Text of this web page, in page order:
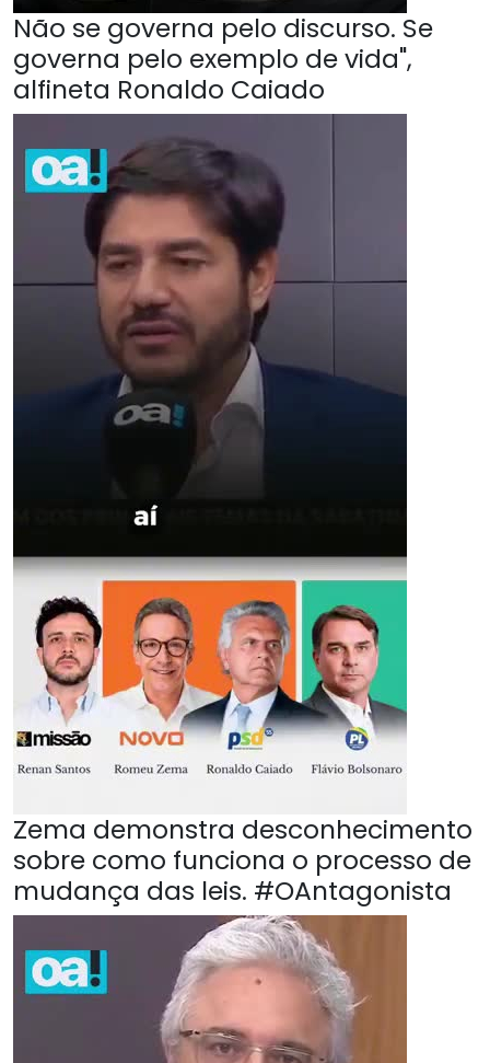
Não se governa pelo discurso. Se
governa pelo exemplo de vida",
alfineta Ronaldo Caiado
Zema demonstra desconhecimento
sobre como funciona o processo de
mudança das leis. #OAntagonista